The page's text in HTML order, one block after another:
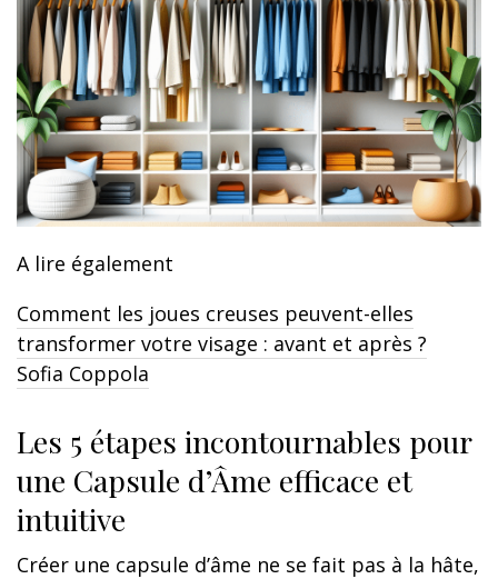
A lire également
Comment les joues creuses peuvent-elles
transformer votre visage : avant et après ?
Sofia Coppola
Les 5 étapes incontournables pour
une Capsule d’Âme efficace et
intuitive
Créer une capsule d’âme ne se fait pas à la hâte,